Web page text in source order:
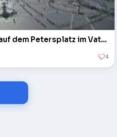
Der Obelisk auf dem Petersplatz im Vatikan
4